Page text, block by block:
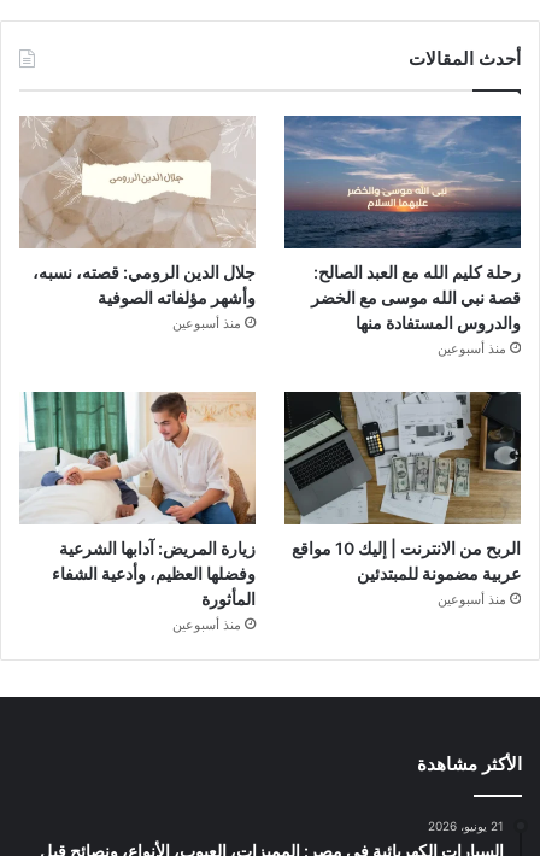
أحدث المقالات
رحلة كليم الله مع العبد الصالح:
قصة نبي الله موسى مع الخضر
والدروس المستفادة منها
منذ أسبوعين
جلال الدين الرومي: قصته، نسبه،
وأشهر مؤلفاته الصوفية
منذ أسبوعين
الربح من الانترنت | إليك 10 مواقع
عربية مضمونة للمبتدئين
منذ أسبوعين
زيارة المريض: آدابها الشرعية
وفضلها العظيم، وأدعية الشفاء
المأثورة
منذ أسبوعين
الأكثر مشاهدة
21 يونيو، 2026
السيارات الكهربائية في مصر: المميزات، العيوب، الأنواع، ونصائح قبل